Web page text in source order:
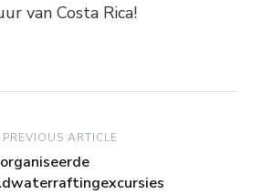
van Costa Rica!
PREVIOUS ARTICLE